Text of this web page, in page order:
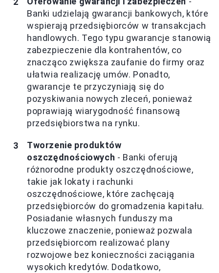
Banki udzielają gwarancji bankowych, które
wspierają przedsiębiorców w transakcjach
handlowych. Tego typu gwarancje stanowią
zabezpieczenie dla kontrahentów, co
znacząco zwiększa zaufanie do firmy oraz
ułatwia realizację umów. Ponadto,
gwarancje te przyczyniają się do
pozyskiwania nowych zleceń, ponieważ
poprawiają wiarygodność finansową
przedsiębiorstwa na rynku.
Tworzenie produktów
oszczędnościowych - Banki oferują
różnorodne produkty oszczędnościowe,
takie jak lokaty i rachunki
oszczędnościowe, które zachęcają
przedsiębiorców do gromadzenia kapitału.
Posiadanie własnych funduszy ma
kluczowe znaczenie, ponieważ pozwala
przedsiębiorcom realizować plany
rozwojowe bez konieczności zaciągania
wysokich kredytów. Dodatkowo,